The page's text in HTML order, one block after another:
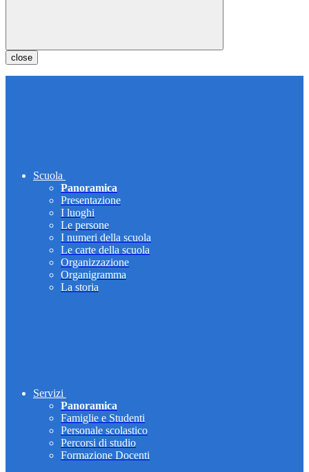
close
Scuola
Panoramica
Presentazione
I luoghi
Le persone
I numeri della scuola
Le carte della scuola
Organizzazione
Organigramma
La storia
Servizi
Panoramica
Famiglie e Studenti
Personale scolastico
Percorsi di studio
Formazione Docenti